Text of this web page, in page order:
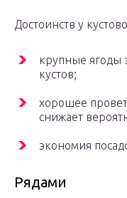
Достоинств у
крупные ягоды
кустов;
хорошее
снижает
экономия
Рядами